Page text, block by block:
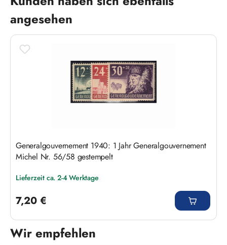
angesehen
Generalgouvernement 1940: 1 Jahr Generalgouvernement
Michel Nr. 56/58 gestempelt
Lieferzeit ca. 2-4 Werktage
7,20 €
Wir empfehlen